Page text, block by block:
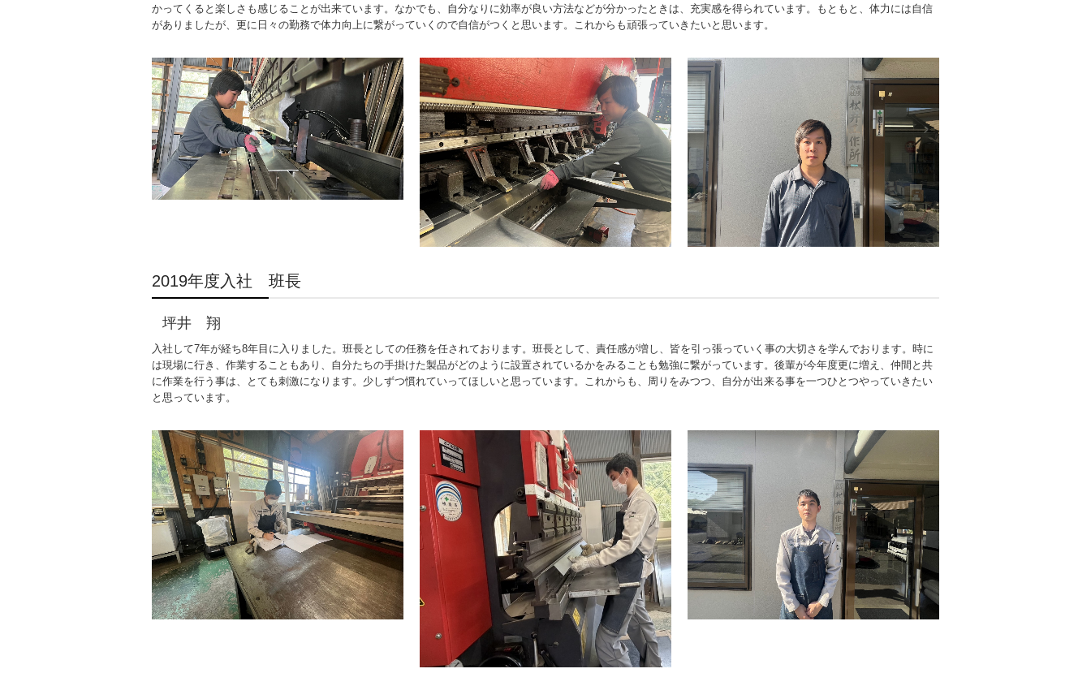
かってくると楽しさも感じることが出来ています。なかでも、自分なりに効率が良い方法などが分かったときは、充実感を得られています。もともと、体力には自信
がありましたが、更に日々の勤務で体力向上に繋がっていくので自信がつくと思います。これからも頑張っていきたいと思います。
2019年度入社 班長
坪井 翔
入社して7年が経ち8年目に入りました。班長としての任務を任されております。班長として、責任感が増し、皆を引っ張っていく事の大切さを学んでおります。時に
は現場に行き、作業することもあり、自分たちの手掛けた製品がどのように設置されているかをみることも勉強に繋がっています。後輩が今年度更に増え、仲間と共
に作業を行う事は、とても刺激になります。少しずつ慣れていってほしいと思っています。これからも、周りをみつつ、自分が出来る事を一つひとつやっていきたい
と思っています。